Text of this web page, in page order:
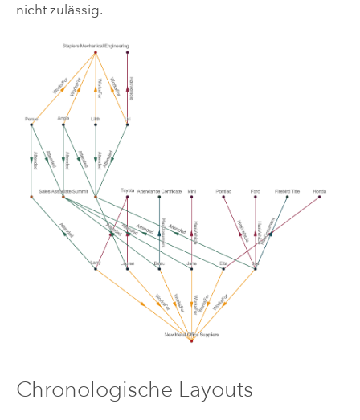
nicht zulässig.
Chronologische Layouts